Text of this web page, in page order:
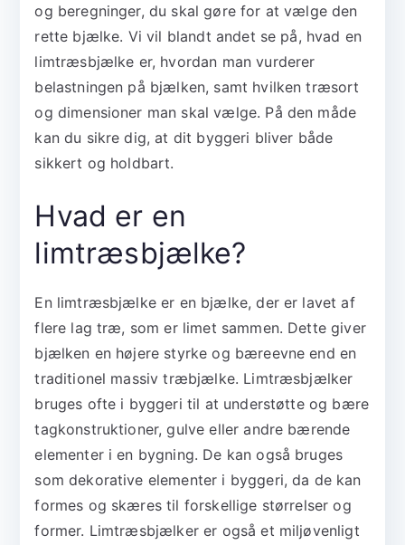
og beregninger, du skal gøre for at vælge den
rette bjælke. Vi vil blandt andet se på, hvad en
limtræsbjælke er, hvordan man vurderer
belastningen på bjælken, samt hvilken træsort
og dimensioner man skal vælge. På den måde
kan du sikre dig, at dit byggeri bliver både
sikkert og holdbart.
Hvad er en
limtræsbjælke?
En limtræsbjælke er en bjælke, der er lavet af
flere lag træ, som er limet sammen. Dette giver
bjælken en højere styrke og bæreevne end en
traditionel massiv træbjælke. Limtræsbjælker
bruges ofte i byggeri til at understøtte og bære
tagkonstruktioner, gulve eller andre bærende
elementer i en bygning. De kan også bruges
som dekorative elementer i byggeri, da de kan
formes og skæres til forskellige størrelser og
former. Limtræsbjælker er også et miljøvenligt